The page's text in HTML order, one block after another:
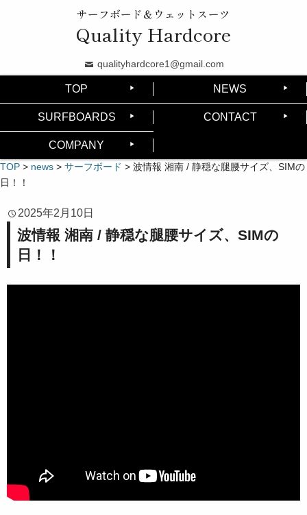
サーフボード＆ウェットスーツ
Quality Hardcore
qualityhardcore1@gmail.com
TOP NEWS
SURFBOARDS CONTACT
COMPANY
TOP > news > サーフボード > 波情報 湘南 / 静穏な腿腰サイズ、SIMの
日！！
2025年2月10日
波情報 湘南 / 静穏な腿腰サイズ、SIMの
日！！